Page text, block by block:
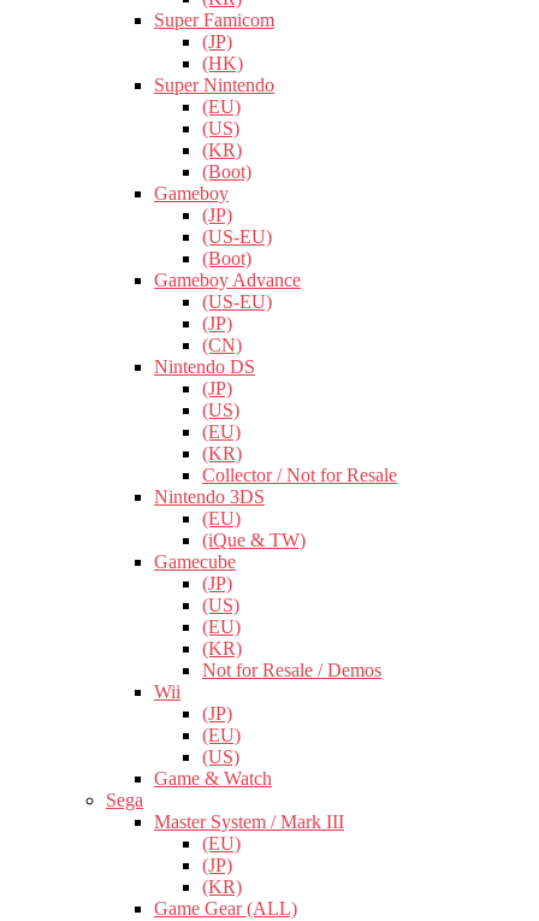
Super Famicom
(JP)
(HK)
Super Nintendo
(EU)
(US)
(KR)
(Boot)
Gameboy
(JP)
(US-EU)
(Boot)
Gameboy Advance
(US-EU)
(JP)
(CN)
Nintendo DS
(JP)
(US)
(EU)
(KR)
Collector / Not for Resale
Nintendo 3DS
(EU)
(iQue & TW)
Gamecube
(JP)
(US)
(EU)
(KR)
Not for Resale / Demos
Wii
(JP)
(EU)
(US)
Game & Watch
Sega
Master System / Mark III
(EU)
(JP)
(KR)
Game Gear (ALL)